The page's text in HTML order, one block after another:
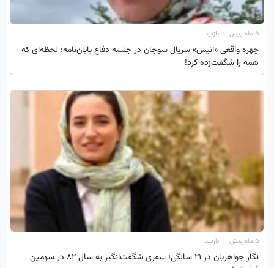
۵ ماه پیش | بازدید:
چهره واقعی «انیس» سریال سوجان در جلسه دفاع پایان‌نامه؛ لحظه‌ای که
همه را شگفت‌زده کرد!
۵ ماه پیش | بازدید:
نگار جواهریان در 21 سالگی؛ سفری شگفت‌انگیز به سال 82 در سومین